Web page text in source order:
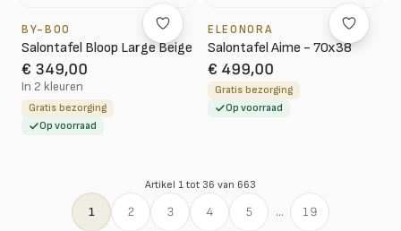
BY-BOO
Salontafel Bloop Large Beige
€ 349,00
In 2 kleuren
Gratis bezorging
Op voorraad
ELEONORA
Salontafel Aime - 70x38
€ 499,00
Gratis bezorging
Op voorraad
Artikel 1 tot 36 van 663
1 2 3 4 5 ... 19